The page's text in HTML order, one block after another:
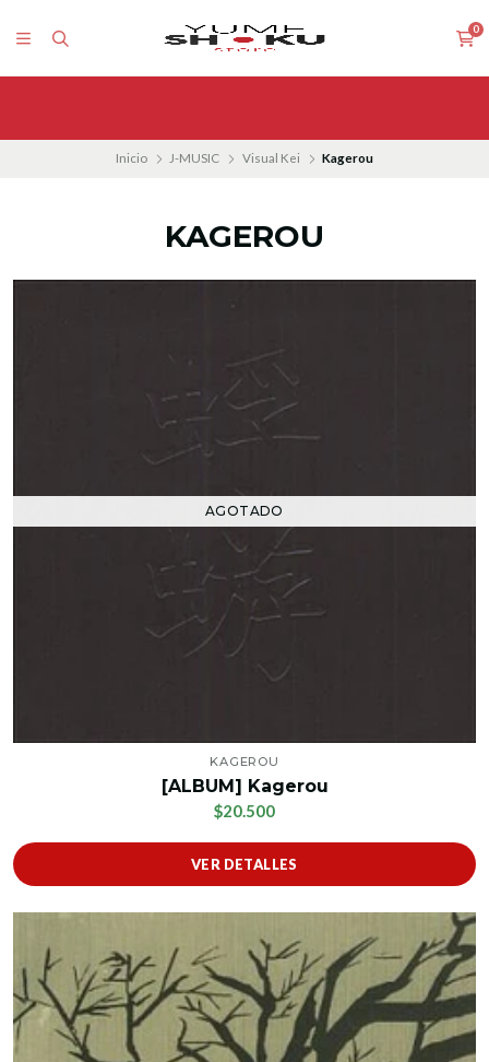
0
Inicio J-MUSIC Visual Kei Kagerou
KAGEROU
AGOTADO
KAGEROU
[ALBUM] Kagerou
$20.500
VER DETALLES